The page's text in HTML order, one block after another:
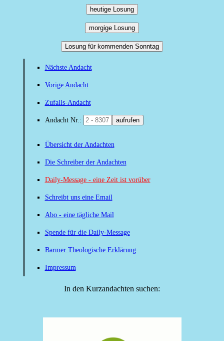
heutige Losung
morgige Losung
Losung für kommenden Sonntag
Nächste Andacht
Vorige Andacht
Zufalls-Andacht
Andacht Nr.: aufrufen
Übersicht der Andachten
Die Schreiber der Andachten
Daily-Message - eine Zeit ist vorüber
Schreibt uns eine Email
Abo - eine tägliche Mail
Spende für die Daily-Message
Barmer Theologische Erklärung
Impressum
In den Kurzandachten suchen: